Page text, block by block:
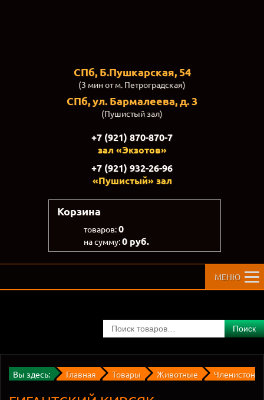
СПб, Б.Пушкарская, 54
(3 мин от м. Петроградская)
СПб, ул. Бармалеева, д. 3
(Пушистый зал)
+7 (921) 870-870-7
зал «Экзотов»
+7 (921) 932-26-96
«Пушистый» зал
Корзина
товаров:0
на сумму:0 руб.
МЕНЮ
Поиск
Вы здесь: Главная Товары Животные